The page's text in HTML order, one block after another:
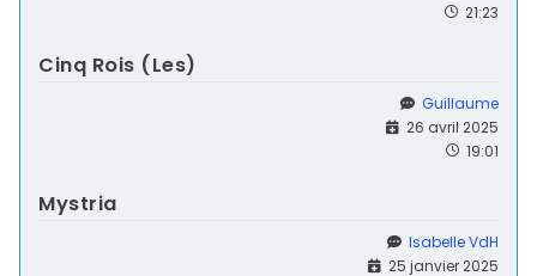
21:23
Cinq Rois (Les)
Guillaume
26 avril 2025
19:01
Mystria
Isabelle VdH
25 janvier 2025